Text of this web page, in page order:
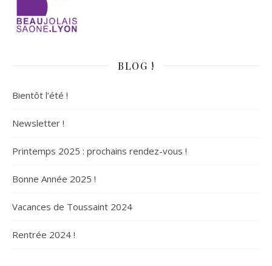
BLOG !
Bientôt l’été !
Newsletter !
Printemps 2025 : prochains rendez-vous !
Bonne Année 2025 !
Vacances de Toussaint 2024
Rentrée 2024 !